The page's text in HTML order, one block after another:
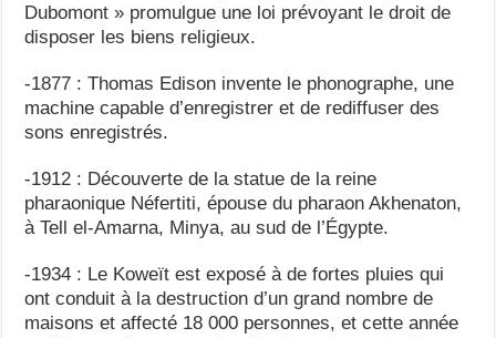
Dubomont » promulgue une loi prévoyant le droit de
disposer les biens religieux.
-1877 : Thomas Edison invente le phonographe, une
machine capable d’enregistrer et de rediffuser des
sons enregistrés.
-1912 : Découverte de la statue de la reine
pharaonique Néfertiti, épouse du pharaon Akhenaton,
à Tell el-Amarna, Minya, au sud de l’Égypte.
-1934 : Le Koweït est exposé à de fortes pluies qui
ont conduit à la destruction d’un grand nombre de
maisons et affecté 18 000 personnes, et cette année